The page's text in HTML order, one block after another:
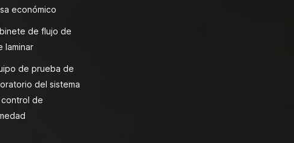
económico
de flujo de
laminar
de prueba de
del sistema
de